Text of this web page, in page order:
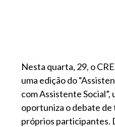
Nesta quarta, 29, o
uma edição do
com Assistente Social”,
oportuniza o debate
próprios participantes.